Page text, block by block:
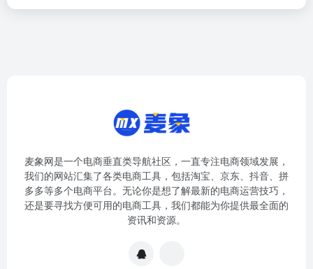
麦象网是一个电商垂直类导航社区，一直专注电商领域发展，
我们的网站汇集了各类电商工具，包括淘宝、京东、抖音、拼
多多等多个电商平台。无论你是想了解最新的电商运营技巧，
还是要寻找方便可用的电商工具，我们都能为你提供最全面的
资讯和资源。